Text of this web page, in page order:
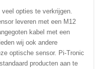
opties te verkrijgen.
leveren met een M12
kabel met een
wij ook andere
optische sensor. Pi-Tronic
producten aan te